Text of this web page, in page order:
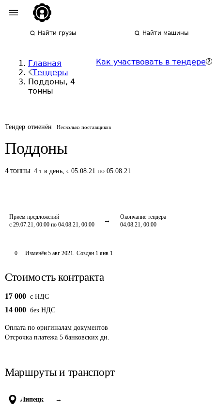
Найти грузы Найти машины
Главная
Тендеры
Поддоны, 4
тонны
Как участвовать в тендере
Тендер отменён Несколько поставщиков
Поддоны
4 тонны 4 т в день,с 05.08.21 по 05.08.21
Приём предложений
с 29.07.21, 00:00 по 04.08.21, 00:00
Окончание тендера
04.08.21, 00:00
0 Изменён 5 авг 2021. Создан 1 янв 1
Стоимость контракта
17 000 c НДС
14 000 без НДС
Оплата по оригиналам документов
Отсрочка платежа 5 банковских дн.
Маршруты и транспорт
Липецк →